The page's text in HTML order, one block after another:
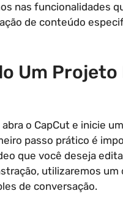
nas funcionalidades
de conteúdo
Um Projeto
abra o CapCut e inicie
passo prático é
que você deseja
utilizaremos um
de conversação.